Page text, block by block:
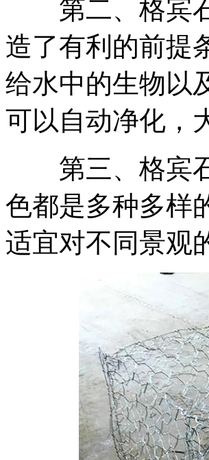
第二、格宾石
造了有利的前提
给水中的生物以
可以自动净化，
第三、格宾石
色都是多种多样
适宜对不同景观